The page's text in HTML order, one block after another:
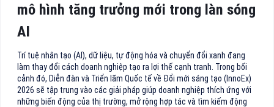
mô hình tăng trưởng mới trong làn sóng
AI
Trí tuệ nhân tạo (AI), dữ liệu, tự động hóa và chuyển đổi xanh đang
làm thay đổi cách doanh nghiệp tạo ra lợi thế cạnh tranh. Trong bối
cảnh đó, Diễn đàn và Triển lãm Quốc tế về Đổi mới sáng tạo (InnoEx)
2026 sẽ tập trung vào các giải pháp giúp doanh nghiệp thích ứng với
những biến động của thị trường, mở rộng hợp tác và tìm kiếm động